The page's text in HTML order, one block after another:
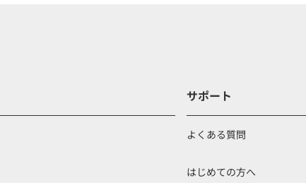
サポート
よくある質問
はじめての方へ